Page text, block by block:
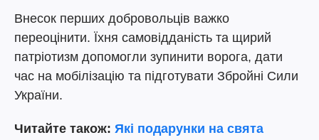
Внесок перших добровольців важко
переоцінити. Їхня самовідданість та щирий
патріотизм допомогли зупинити ворога, дати
час на мобілізацію та підготувати Збройні Сили
України.
Читайте також: Які подарунки на свята